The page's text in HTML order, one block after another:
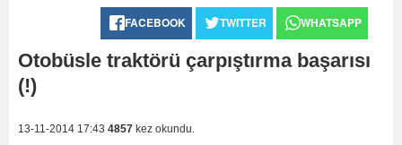
FACEBOOK TWITTER WHATSAPP
Otobüsle traktörü çarpıştırma başarısı
(!)
13-11-2014 17:43 4857 kez okundu.